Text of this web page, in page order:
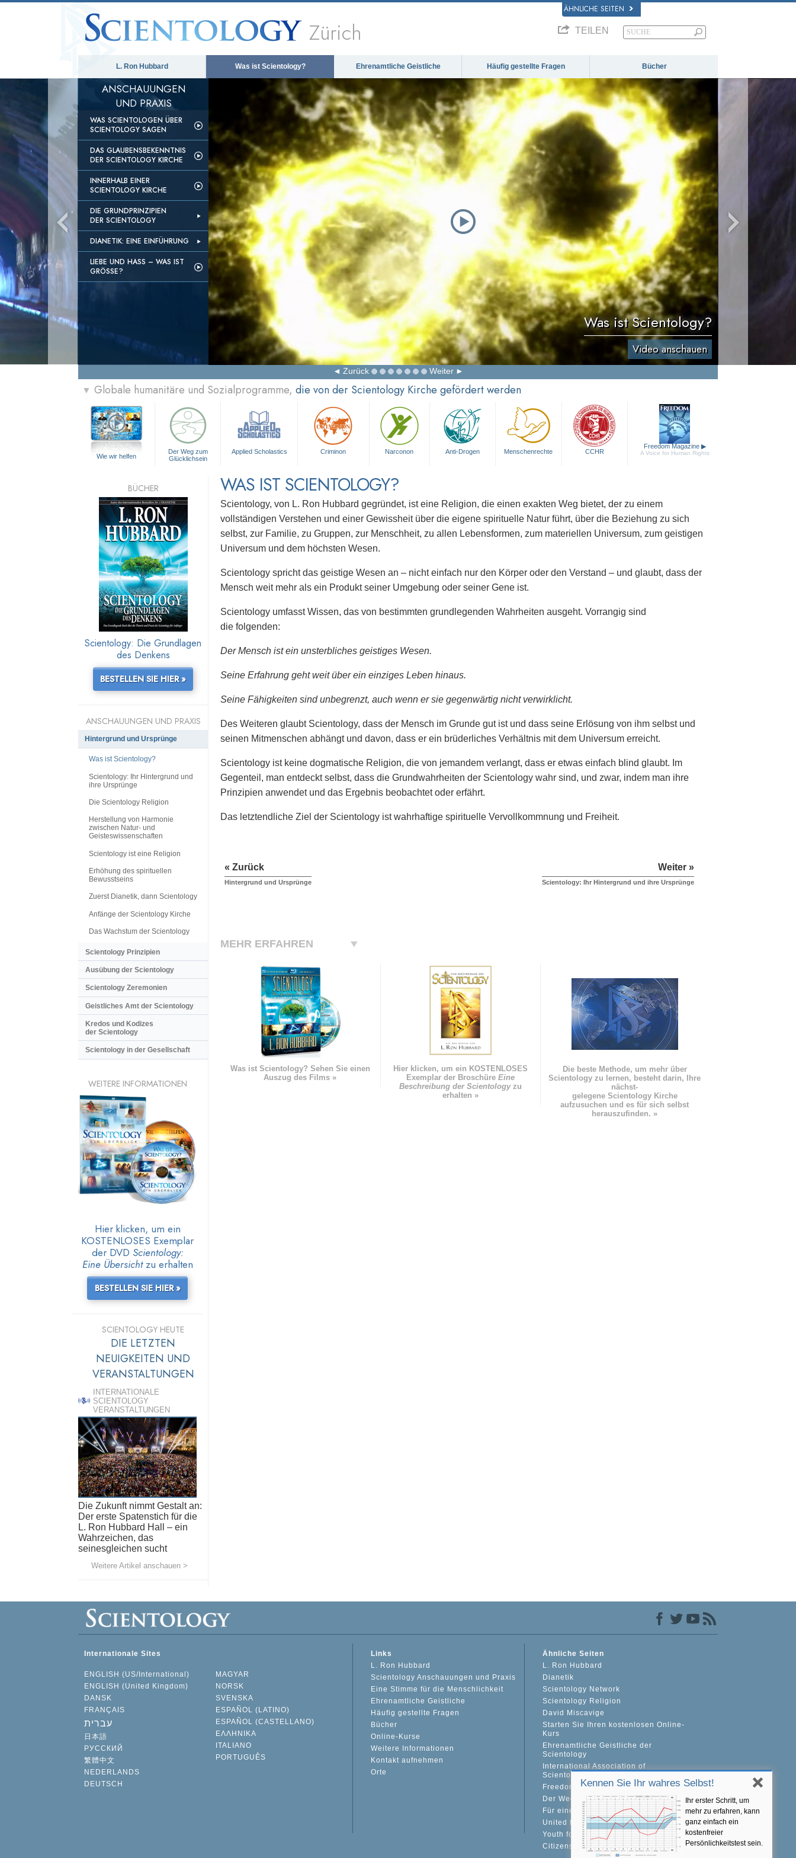
ÄHNLICHE SEITEN
Zürich TEILEN
L. Ron Hubbard Was ist Scientology? Ehrenamtliche Geistliche Häufig gestellte Fragen Bücher
ANSCHAUUNGEN
UND PRAXIS
WAS SCIENTOLOGEN ÜBER
SCIENTOLOGY SAGEN
DAS GLAUBENSBEKENNTNIS
DER SCIENTOLOGY KIRCHE
INNERHALB EINER
SCIENTOLOGY KIRCHE
DIE GRUNDPRINZIPIEN
DER SCIENTOLOGY
DIANETIK: EINE EINFÜHRUNG
LIEBE UND HASS – WAS IST
GRÖSSE?
Was ist Scientology?
Video anschauen
Zurück Weiter
▼ Globale humanitäre und Sozialprogramme, die von der Scientology Kirche gefördert werden
Wie wir helfen
Der Weg zum
Glücklichsein
Applied Scholastics Criminon Narconon Anti-Drogen Menschenrechte CCHR
Freedom Magazine ▶
A Voice for Human Rights
WAS IST SCIENTOLOGY?
Scientology, von L. Ron Hubbard gegründet, ist eine Religion, die einen exakten Weg bietet, der zu einem
vollständigen Verstehen und einer Gewissheit über die eigene spirituelle Natur führt, über die Beziehung zu sich
selbst, zur Familie, zu Gruppen, zur Menschheit, zu allen Lebensformen, zum materiellen Universum, zum geistigen
Universum und dem höchsten Wesen.
Scientology spricht das geistige Wesen an – nicht einfach nur den Körper oder den Verstand – und glaubt, dass der
Mensch weit mehr als ein Produkt seiner Umgebung oder seiner Gene ist.
Scientology umfasst Wissen, das von bestimmten grundlegenden Wahrheiten ausgeht. Vorrangig sind
die folgenden:
Der Mensch ist ein unsterbliches geistiges Wesen.
Seine Erfahrung geht weit über ein einziges Leben hinaus.
Seine Fähigkeiten sind unbegrenzt, auch wenn er sie gegenwärtig nicht verwirklicht.
Des Weiteren glaubt Scientology, dass der Mensch im Grunde gut ist und dass seine Erlösung von ihm selbst und
seinen Mitmenschen abhängt und davon, dass er ein brüderliches Verhältnis mit dem Universum erreicht.
Scientology ist keine dogmatische Religion, die von jemandem verlangt, dass er etwas einfach blind glaubt. Im
Gegenteil, man entdeckt selbst, dass die Grundwahrheiten der Scientology wahr sind, und zwar, indem man ihre
Prinzipien anwendet und das Ergebnis beobachtet oder erfährt.
Das letztendliche Ziel der Scientology ist wahrhaftige spirituelle Vervollkommnung und Freiheit.
« Zurück
Hintergrund und Ursprünge
Weiter »
Scientology: Ihr Hintergrund und ihre Ursprünge
MEHR ERFAHREN
Was ist Scientology? Sehen Sie einen
Auszug des Films »
Hier klicken, um ein KOSTENLOSES
Exemplar der Broschüre Eine
Beschreibung der Scientologyzu
erhalten »
Die beste Methode, um mehr über
Scientology zu lernen, besteht darin, Ihre
nächst-
gelegene Scientology Kirche
aufzusuchen und es für sich selbst
herauszufinden. »
BÜCHER
Scientology: Die Grundlagen
des Denkens
BESTELLEN SIE HIER »
ANSCHAUUNGEN UND PRAXIS
Hintergrund und Ursprünge
Was ist Scientology?
Scientology: Ihr Hintergrund und
ihre Ursprünge
Die Scientology Religion
Herstellung von Harmonie
zwischen Natur- und
Geisteswissenschaften
Scientology ist eine Religion
Erhöhung des spirituellen
Bewusstseins
Zuerst Dianetik, dann Scientology
Anfänge der Scientology Kirche
Das Wachstum der Scientology
Scientology Prinzipien
Ausübung der Scientology
Scientology Zeremonien
Geistliches Amt der Scientology
Kredos und Kodizes
der Scientology
Scientology in der Gesellschaft
WEITERE INFORMATIONEN
Hier klicken, um ein
KOSTENLOSES Exemplar
der DVD Scientology:
Eine Übersichtzu erhalten
BESTELLEN SIE HIER »
SCIENTOLOGY HEUTE
DIE LETZTEN
NEUIGKEITEN UND
VERANSTALTUNGEN
INTERNATIONALE
SCIENTOLOGY
VERANSTALTUNGEN
Die Zukunft nimmt Gestalt an:
Der erste Spatenstich für die
L. Ron Hubbard Hall – ein
Wahrzeichen, das
seinesgleichen sucht
Weitere Artikel anschauen >
Kennen Sie Ihr wahres Selbst!
Ihr erster Schritt, um
mehr zu erfahren, kann
ganz einfach ein
kostenfreier
Persönlichkeitstest sein.
Internationale Sites
ENGLISH (US/International)
ENGLISH (United Kingdom)
DANSK
FRANÇAIS
עברית
日本語
РУССКИЙ
繁體中文
NEDERLANDS
DEUTSCH
MAGYAR
NORSK
SVENSKA
ESPAÑOL (LATINO)
ESPAÑOL (CASTELLANO)
ΕΛΛΗΝΙΚA
ITALIANO
PORTUGUÊS
Links
L. Ron Hubbard
Scientology Anschauungen und Praxis
Eine Stimme für die Menschlichkeit
Ehrenamtliche Geistliche
Häufig gestellte Fragen
Bücher
Online-Kurse
Weitere Informationen
Kontakt aufnehmen
Orte
Ähnliche Seiten
L. Ron Hubbard
Dianetik
Scientology Network
Scientology Religion
David Miscavige
Starten Sie Ihren kostenlosen Online-
Kurs
Ehrenamtliche Geistliche der
Scientology
International Association of
Scientologists
Freedom Magazine
Der Weg zum Glücklichsein
Für eine Welt ohne Drogenkonsum
United for Human Rights
Youth for Human Rights
Citizens Commission on Human Rights